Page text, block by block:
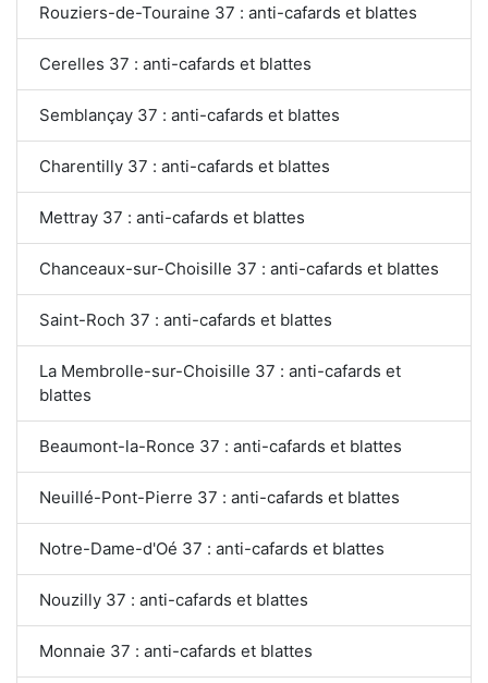
Rouziers-de-Touraine 37 : anti-cafards et blattes
Cerelles 37 : anti-cafards et blattes
Semblançay 37 : anti-cafards et blattes
Charentilly 37 : anti-cafards et blattes
Mettray 37 : anti-cafards et blattes
Chanceaux-sur-Choisille 37 : anti-cafards et blattes
Saint-Roch 37 : anti-cafards et blattes
La Membrolle-sur-Choisille 37 : anti-cafards et
blattes
Beaumont-la-Ronce 37 : anti-cafards et blattes
Neuillé-Pont-Pierre 37 : anti-cafards et blattes
Notre-Dame-d'Oé 37 : anti-cafards et blattes
Nouzilly 37 : anti-cafards et blattes
Monnaie 37 : anti-cafards et blattes